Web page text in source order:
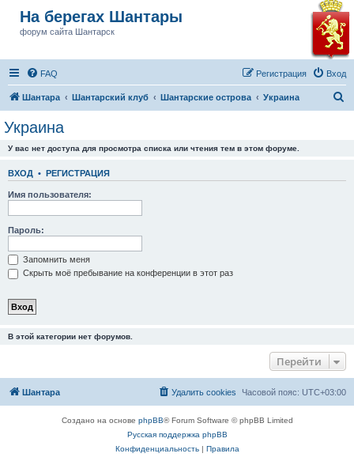
На берегах Шантары
форум сайта Шантарск
FAQ Вход
Регистрация
Шантара Шантарский клуб Шантарские острова Украина
Украина
У вас нет доступа для просмотра списка или чтения тем в этом форуме.
ВХОД • РЕГИСТРАЦИЯ
Имя пользователя:
Пароль:
Запомнить меня
Скрыть моё пребывание на конференции в этот раз
В этой категории нет форумов.
Перейти
Шантара Часовой пояс: UTC+03:00
Удалить cookies
Создано на основе phpBB® Forum Software © phpBB Limited
Русская поддержка phpBB
Конфиденциальность| Правила